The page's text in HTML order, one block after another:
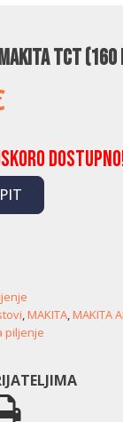
TCT (160
,MAKITA,MAKITA
piljenje